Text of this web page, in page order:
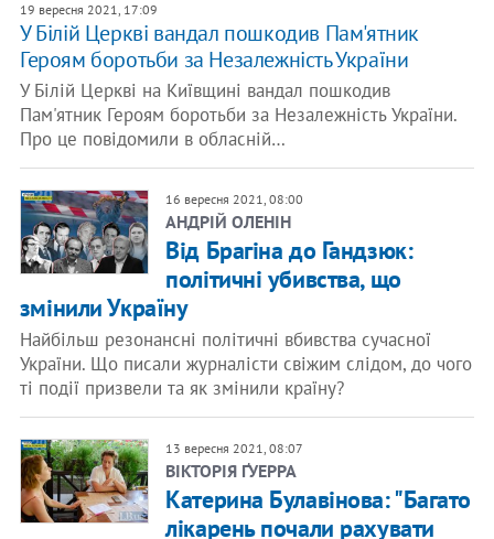
19 вересня 2021, 17:09
У Білій Церкві вандал пошкодив Пам'ятник
Героям боротьби за Незалежність України
У Білій Церкві на Київщині вандал пошкодив
Пам'ятник Героям боротьби за Незалежність України.
Про це повідомили в обласній…
16 вересня 2021, 08:00
АНДРІЙ ОЛЕНІН
Від Брагіна до Гандзюк:
політичні убивства, що
змінили Україну
Найбільш резонансні політичні вбивства сучасної
України. Що писали журналісти свіжим слідом, до чого
ті події призвели та як змінили країну?
13 вересня 2021, 08:07
ВІКТОРІЯ ҐУЕРРА
Катерина Булавінова: "Багато
лікарень почали рахувати